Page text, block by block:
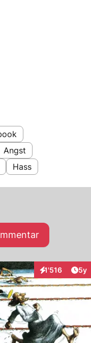
Angst
Hass
1'516
Interaktionen5y